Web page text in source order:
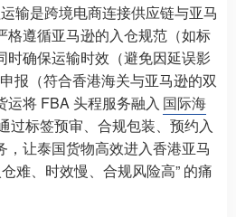
输是跨境电商连接供应链与亚马
格遵循亚马逊的入仓规范（如标
时确保运输时效（避免因延误影
报（符合香港海关与亚马逊的双
运将 FBA 头程服务融入 国际海
过标签预审、合规包装、预约入
，让泰国货物高效进入香港亚马
难、时效慢、合规风险高” 的痛